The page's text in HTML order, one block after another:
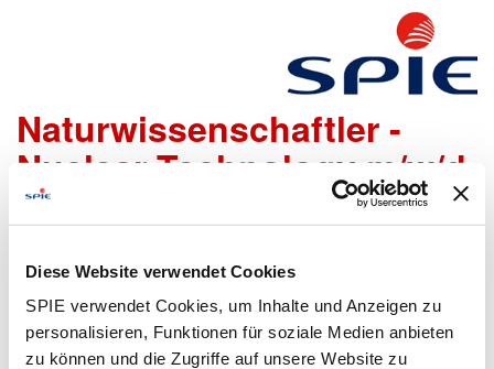
Diese Website verwendet Cookies
SPIE verwendet Cookies, um Inhalte und Anzeigen zu
personalisieren, Funktionen für soziale Medien anbieten
zu können und die Zugriffe auf unsere Website zu
(Junior) Ingenieur- und
Naturwissenschaftler -
Nuclear Technology m/w/d
möchtest!
Um den Bewerbungsprozess für Dich so einfach wie
möglich zu gestalten, bieten wir Dir folgende Möglichkeiten
an, um Daten zu übermitteln: